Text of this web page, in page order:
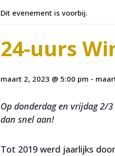
Dit evenement is voorbij.
24-uurs
maart 2, 2023 @ 5:00 pm -
Op donderdag en vrijdag 2/
dan snel aan!
Tot 2019 werd jaarlijks